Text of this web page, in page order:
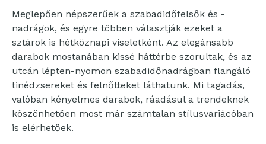
Meglepően népszerűek a szabadidőfelsők és -
nadrágok, és egyre többen választják ezeket a
sztárok is hétköznapi viseletként. Az elegánsabb
darabok mostanában kissé háttérbe szorultak, és az
utcán lépten-nyomon szabadidőnadrágban flangáló
tinédzsereket és felnőtteket láthatunk. Mi tagadás,
valóban kényelmes darabok, ráadásul a trendeknek
köszönhetően most már számtalan stílusvariácóban
is elérhetőek.